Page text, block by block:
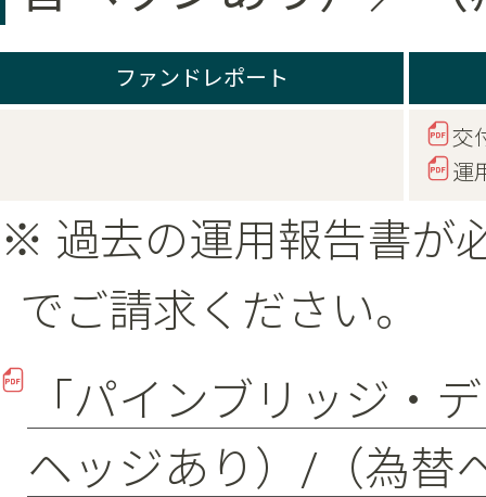
ファンドレポート
交
運
※ 過去の運用報告書が
でご請求ください。
「パインブリッジ・
ヘッジあり）/（為替